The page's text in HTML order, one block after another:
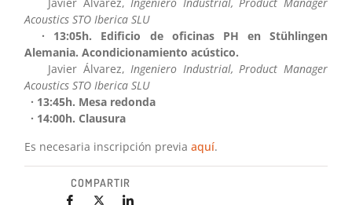
Acoustics STO Iberica SLU
· 13:05h. Edificio de oficinas PH en Stühlingen
Alemania. Acondicionamiento acústico.
Javier Álvarez,Ingeniero Industrial, Product Manager
Acoustics STO Iberica SLU
· 13:45h. Mesa redonda
· 14:00h. Clausura
Es necesaria inscripción previaaquí.
COMPARTIR